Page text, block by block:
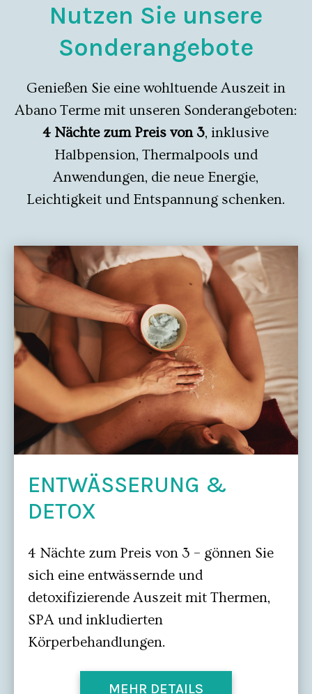
Nutzen Sie unsere
Sonderangebote
Genießen Sie eine wohltuende Auszeit in
Abano Terme mit unseren Sonderangeboten:
4 Nächte zum Preis von 3, inklusive
Halbpension, Thermalpools und
Anwendungen, die neue Energie,
Leichtigkeit und Entspannung schenken.
ENTWÄSSERUNG &
DETOX
4 Nächte zum Preis von 3 – gönnen Sie
sich eine entwässernde und
detoxifizierende Auszeit mit Thermen,
SPA und inkludierten
Körperbehandlungen.
MEHR DETAILS